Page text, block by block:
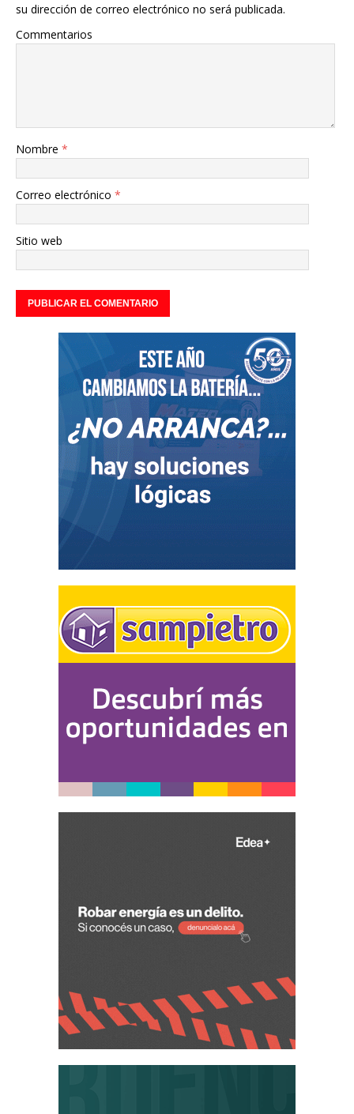
su dirección de correo electrónico no será publicada.
Commentarios
Nombre *
Correo electrónico *
Sitio web